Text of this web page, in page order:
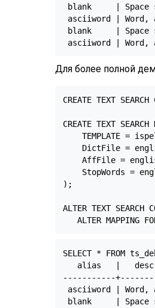
blank     |
asciiword |
blank     |
Для более полной
CREATE TEXT
CREATE TEXT
TEMPLATE =
DictFile =
AffFile =
StopWords =
);
ALTER TEXT
ALTER MAPPING
SELECT * FROM
alias   |
-----------
asciiword |
blank     |